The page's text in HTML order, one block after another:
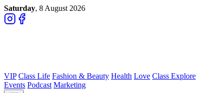
Saturday, 8 August 2026
VIP Class Life Fashion & Beauty Health Love Class Explore
Events Podcast Marketing